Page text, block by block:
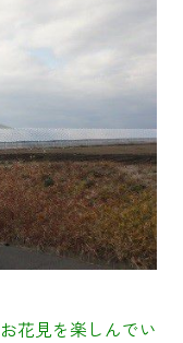
花見を楽しんでい